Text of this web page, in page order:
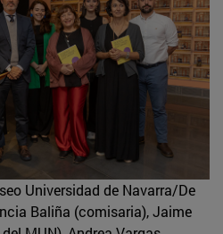
Universidad de Navarra/De
Baliña (comisaria), Jaime